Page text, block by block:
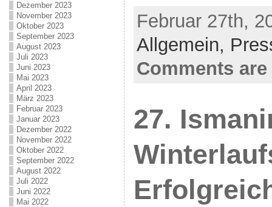
Dezember 2023
November 2023
Oktober 2023
September 2023
August 2023
Juli 2023
Juni 2023
Mai 2023
April 2023
März 2023
Februar 2023
Januar 2023
Dezember 2022
November 2022
Oktober 2022
September 2022
August 2022
Juli 2022
Juni 2022
Mai 2022
Februar 27th,
Allgemein,
Comments
27.